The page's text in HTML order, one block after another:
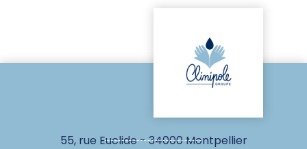
55, rue Euclide - 34000 Montpellier